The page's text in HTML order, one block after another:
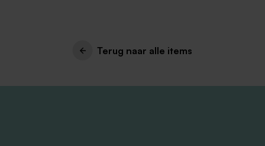
Terug naar alle items